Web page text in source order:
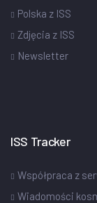
Polska z ISS
Zdjęcia z ISS
Newsletter
ISS Tracker
Współpraca z
Wiadomości